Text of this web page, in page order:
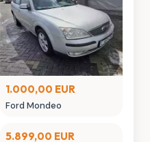
1.000,00 EUR
Ford Mondeo
5.899,00 EUR